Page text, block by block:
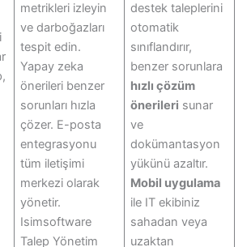
metrikleri izleyin
ve darboğazları
tespit edin.
Yapay zeka
önerileri benzer
sorunları hızla
çözer. E-posta
entegrasyonu
tüm iletişimi
merkezi olarak
yönetir.
Isimsoftware
Talep Yönetim
destek taleplerini
otomatik
sınıflandırır,
benzer sorunlara
hızlı çözüm
önerileri sunar
ve
dokümantasyon
yükünü azaltır.
Mobil uygulama
ile IT ekibiniz
sahadan veya
uzaktan